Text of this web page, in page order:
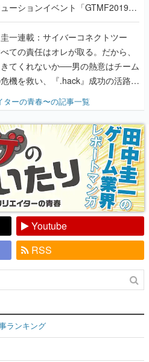
ーションイベント「GTMF2019」
、より理解を深めよう【PR】
圭一連載：サイバーコネクトツー
ての責任はオレが取る。だから、
てくれないか──男の熱意はチーム
機を救い、『.hack』成功の活路を
ャンプ』色だった【若ゲのいた
ターの青春〜の記事一覧
Youtube
RSS
ランキング